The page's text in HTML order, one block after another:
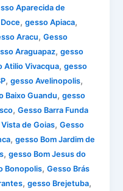
Aparecida de
,gesso Apiaca,
Aracu,Gesso
Araguapaz,gesso
Atilio Vivacqua,gesso
,gesso Avelinopolis,
Baixo Guandu,gesso
,Gesso Barra Funda
de Goias,Gesso
,gesso Bom Jardim de
,gesso Bom Jesus do
Bonopolis,Gesso Brás
,gesso Brejetuba,